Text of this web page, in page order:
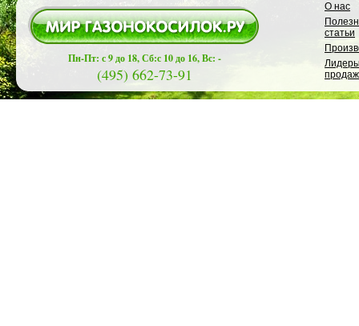
Пн-Пт: с 9 до 18, Сб:с 10 до 16, Вс: -
(495) 662-73-91
О нас
статьи
продаж